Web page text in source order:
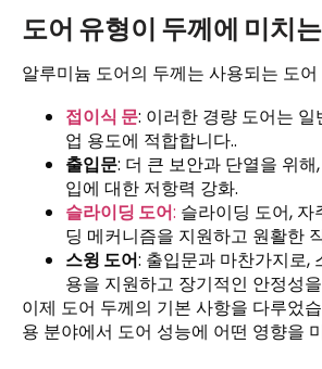
도어 유형이 두께에 미치
알루미늄 도어의 두께는 사용되는 도
접이식 문: 이러한 경량 도어는
업 용도에 적합합니다..
출입문: 더 큰 보안과 단열을 위
입에 대한 저항력 강화.
슬라이딩 도어: 슬라이딩 도어,
딩 메커니즘을 지원하고 원활한
스윙 도어: 출입문과 마찬가지로
용을 지원하고 장기적인 안정성
이제 도어 두께의 기본 사항을 다루었
용 분야에서 도어 성능에 어떤 영향을